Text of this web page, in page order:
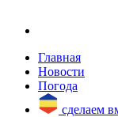
Главная
Новости
Погода
сделаем